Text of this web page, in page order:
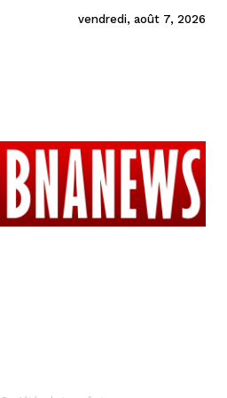
vendredi, août 7, 2026